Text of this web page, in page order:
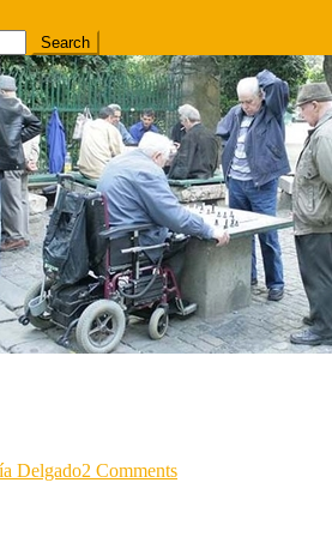
Delgado2 Commentson